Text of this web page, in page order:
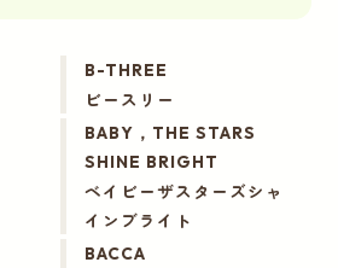
B-THREE
ビースリー
BABY，THE STARS
SHINE BRIGHT
ベイビーザスターズシャ
インブライト
BACCA